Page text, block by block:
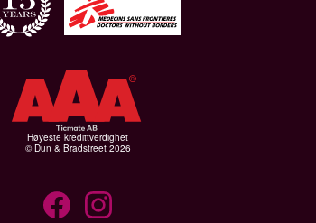
Høyeste kredittverdighet
© Dun & Bradstreet 2026